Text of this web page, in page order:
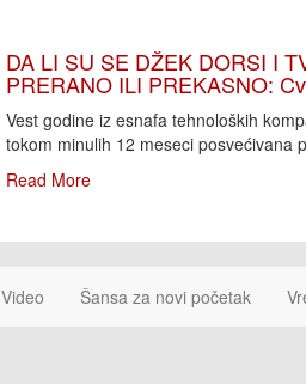
DA LI SU SE DŽEK DORSI I
PRERANO ILI PREKASNO:
Vest godine iz esnafa tehnoloških
tokom minulih 12 meseci posvećivana
Read More
Video Šansa za novi početak